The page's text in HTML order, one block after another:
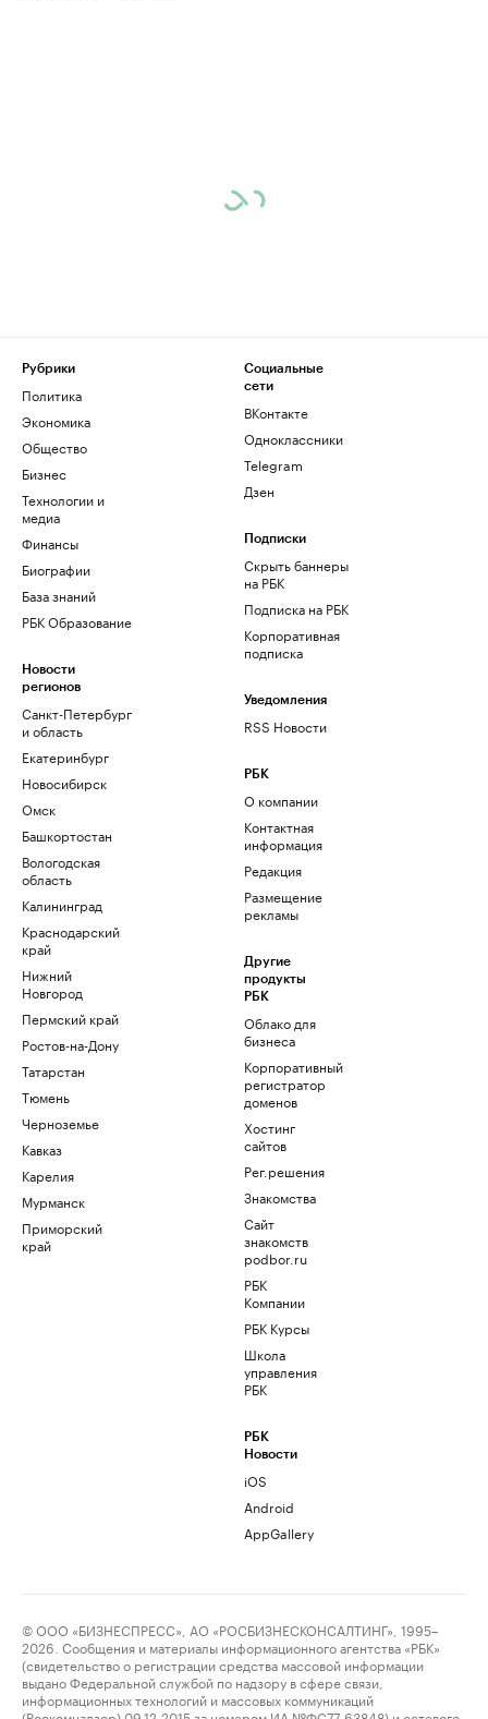
Рубрики
Политика
Экономика
Общество
Бизнес
Технологии и
медиа
Финансы
Биографии
База знаний
РБК Образование
Новости
регионов
Санкт-Петербург
и область
Екатеринбург
Новосибирск
Омск
Башкортостан
Вологодская
область
Калининград
Краснодарский
край
Нижний
Новгород
Пермский край
Ростов-на-Дону
Татарстан
Тюмень
Черноземье
Кавказ
Карелия
Мурманск
Приморский
край
Социальные
сети
ВКонтакте
Одноклассники
Telegram
Дзен
Подписки
Скрыть баннеры
на РБК
Подписка на РБК
Корпоративная
подписка
Уведомления
RSS Новости
РБК
О компании
Контактная
информация
Редакция
Размещение
рекламы
Другие
продукты
РБК
Облако для
бизнеса
Корпоративный
регистратор
доменов
Хостинг
сайтов
Рег.решения
Знакомства
Сайт
знакомств
podbor.ru
РБК
Компании
РБК Курсы
Школа
управления
РБК
РБК
Новости
iOS
Android
AppGallery
© ООО «БИЗНЕСПРЕСС», АО «РОСБИЗНЕСКОНСАЛТИНГ», 1995–
2026. Сообщения и материалы информационного агентства «РБК»
(свидетельство о регистрации средства массовой информации
выдано Федеральной службой по надзору в сфере связи,
информационных технологий и массовых коммуникаций